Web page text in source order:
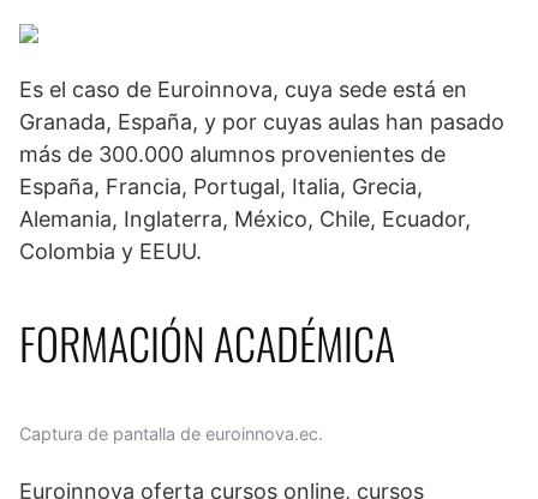
Es el caso de Euroinnova, cuya sede está en
Granada, España, y por cuyas aulas han pasado
más de 300.000 alumnos provenientes de
España, Francia, Portugal, Italia, Grecia,
Alemania, Inglaterra, México, Chile, Ecuador,
Colombia y EEUU.
FORMACIÓN ACADÉMICA
Captura de pantalla de euroinnova.ec.
Euroinnova oferta cursos online, cursos